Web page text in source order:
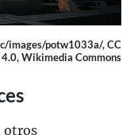
images/potw1033a/, CC
4.0, Wikimedia Commons
otros